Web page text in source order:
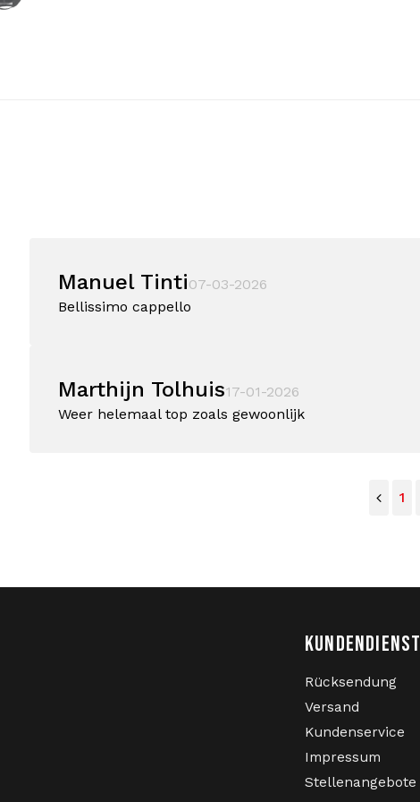
Manuel Tinti07-03-2026
Bellissimo cappello
Marthijn Tolhuis17-01-2026
Weer helemaal top zoals gewoonlijk
1
KUNDENDIENST
Rücksendung
Versand
Kundenservice
Impressum
Stellenangebote